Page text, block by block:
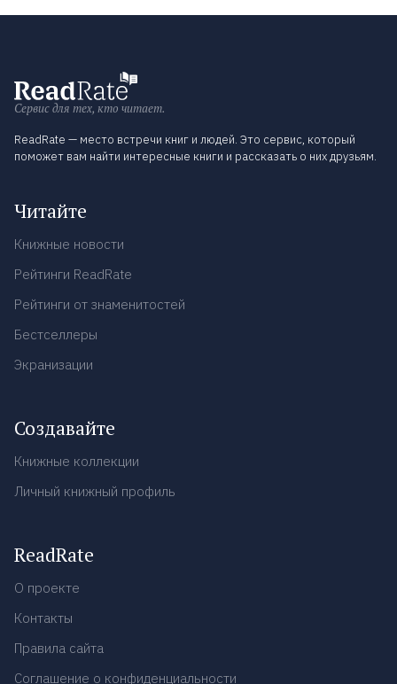
Сервис для тех, кто читает.
ReadRate — место встречи книг и людей. Это сервис, который
поможет вам найти интересные книги и рассказать о них друзьям.
Читайте
Книжные новости
Рейтинги ReadRate
Рейтинги от знаменитостей
Бестселлеры
Экранизации
Создавайте
Книжные коллекции
Личный книжный профиль
ReadRate
О проекте
Контакты
Правила сайта
Соглашение о конфиденциальности